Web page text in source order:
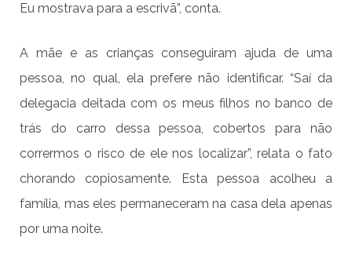
Eu mostrava para a escrivã”, conta.
A mãe e as crianças conseguiram ajuda de uma
pessoa, no qual, ela prefere não identificar. “Saí da
delegacia deitada com os meus filhos no banco de
trás do carro dessa pessoa, cobertos para não
corrermos o risco de ele nos localizar”, relata o fato
chorando copiosamente. Esta pessoa acolheu a
família, mas eles permaneceram na casa dela apenas
por uma noite.